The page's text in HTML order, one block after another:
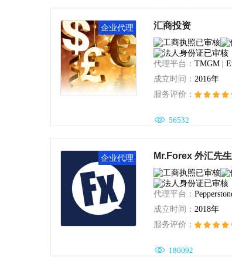
Dukascopy FXDD
KVB昆仑国际 Skilling
TeraFX特汇
CFI Markets 英国阿尔法
企业代理 汇商投资
代理平台：
成立时间： 2016年
服务评价：
 56532
企业代理 Mr.Forex 外汇先生
代理平台：
成立时间： 2018年
服务评价：
 180092